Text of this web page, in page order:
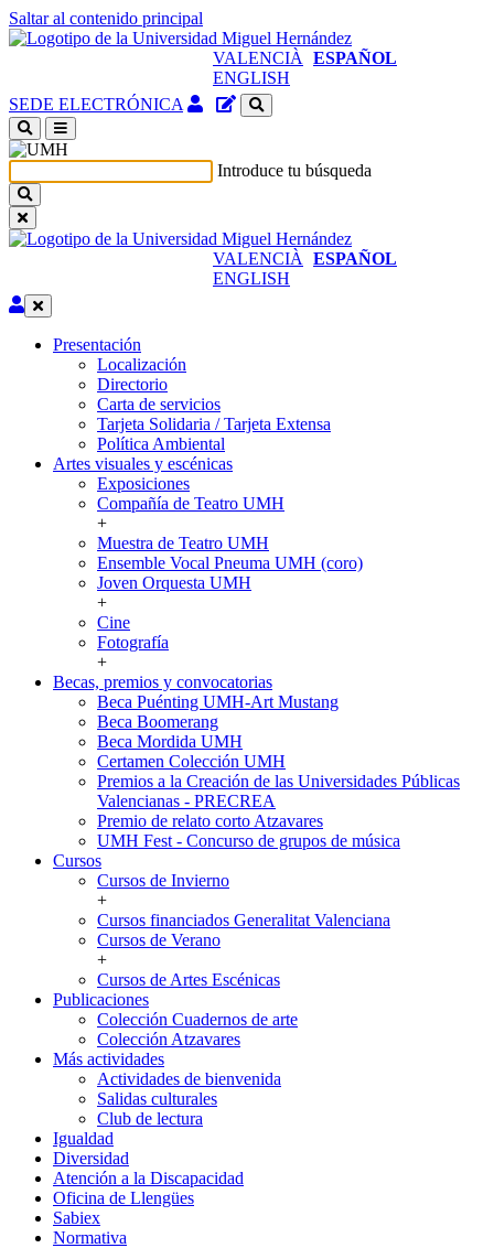
Saltar al contenido principal
VALENCIÀ
ESPAÑOL
ENGLISH
SEDE ELECTRÓNICA Acceso
identificado
en
ventana
Gestor
del
sitio
Introduce tu búsqueda
VALENCIÀ
ESPAÑOL
ENGLISH
Editar
Presentación
Presentación
Localización
Directorio
Carta de servicios
Tarjeta Solidaria / Tarjeta Extensa
Política Ambiental
Artes visuales y escénicas
Artes
visuales
escénicas
Exposiciones
Compañía de Teatro UMH
+
Muestra de Teatro UMH
Ensemble Vocal Pneuma UMH (coro)
Joven Orquesta UMH
+
Cine
Fotografía
+
Becas, premios y convocatorias
Becas,
premios
convocatorias
Beca Puénting UMH-Art Mustang
Beca Boomerang
Beca Mordida UMH
Certamen Colección UMH
Premios a la Creación de las Universidades Públicas
Valencianas - PRECREA
Premio de relato corto Atzavares
UMH Fest - Concurso de grupos de música
Cursos
CursosCursos de Invierno
+
Cursos financiados Generalitat Valenciana
Cursos de Verano
+
Cursos de Artes Escénicas
Publicaciones
Publicaciones
Colección Cuadernos de arte
Colección Atzavares
Más actividades
Más
actividades
Actividades de bienvenida
Salidas culturales
Club de lectura
Igualdad
Diversidad
Atención a la Discapacidad
Oficina de Llengües
Sabiex
Normativa